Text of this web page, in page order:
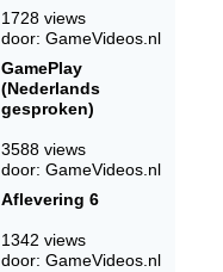
1728 views
door: GameVideos.nl
GamePlay
(Nederlands
gesproken)
3588 views
door: GameVideos.nl
Aflevering 6
1342 views
door: GameVideos.nl